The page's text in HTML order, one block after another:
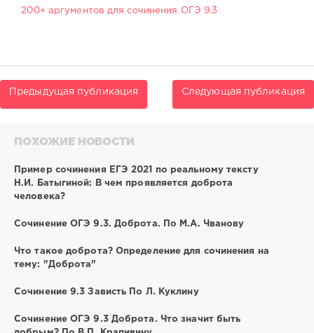
200+ аргументов для сочинения ОГЭ 9.3
Предыдущая публикация Следующая публикация
ПОХОЖИЕ НОВОСТИ
Пример сочинения ЕГЭ 2021 по реальному тексту
Н.И. Батыгиной: В чем проявляется доброта
человека?
Сочинение ОГЭ 9.3. Доброта. По М.А. Чванову
Что такое доброта? Определение для сочинения на
тему: "Доброта"
Сочинение 9.3 Зависть По Л. Куклину
Сочинение ОГЭ 9.3 Доброта. Что значит быть